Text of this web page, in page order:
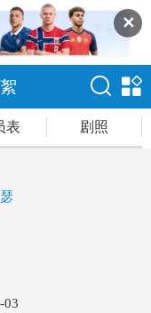
✕
表 剧照
03